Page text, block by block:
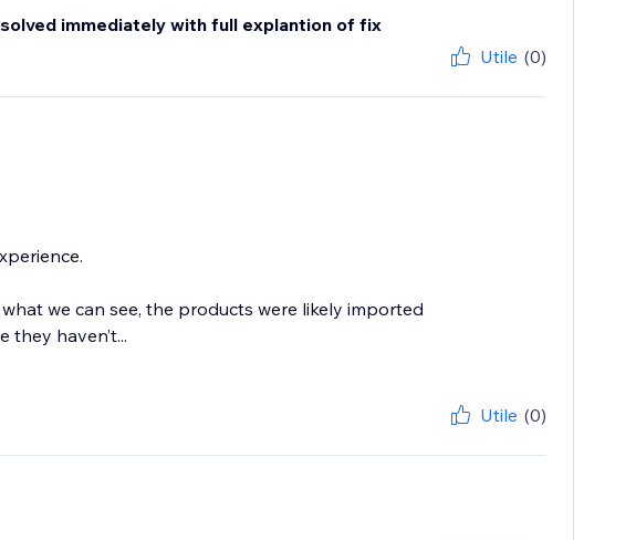
immediately with full explantion of fix
Utile (0)
we can see, the products were likely imported
they haven’t...
Utile (0)